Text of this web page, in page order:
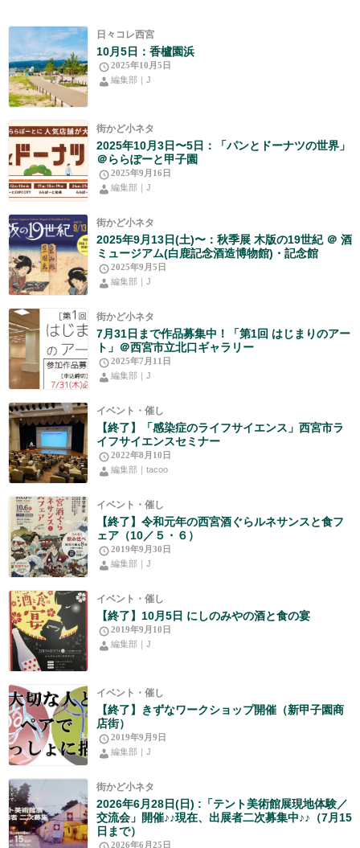
日々コレ西宮
10月5日：香櫨園浜
2025年10月5日
編集部｜J
街かど小ネタ
2025年10月3日〜5日：「パンとドーナツの世界」
＠ららぽーと甲子園
2025年9月16日
編集部｜J
街かど小ネタ
2025年9月13日(土)〜：秋季展 木版の19世紀 ＠ 酒
ミュージアム(白鹿記念酒造博物館)・記念館
2025年9月5日
編集部｜J
街かど小ネタ
7月31日まで作品募集中！「第1回 はじまりのアー
ト」＠西宮市立北口ギャラリー
2025年7月11日
編集部｜J
イベント・催し
【終了】「感染症のライフサイエンス」西宮市ラ
イフサイエンスセミナー
2022年8月10日
編集部｜tacoo
イベント・催し
【終了】令和元年の西宮酒ぐらルネサンスと食フ
ェア（10／５・６）
2019年9月30日
編集部｜J
イベント・催し
【終了】10月5日 にしのみやの酒と食の宴
2019年9月10日
編集部｜J
イベント・催し
【終了】きずなワークショップ開催（新甲子園商
店街）
2019年9月9日
編集部｜J
街かど小ネタ
2026年6月28日(日) :「テント美術館展現地体験／
交流会」開催♪♪現在、出展者二次募集中♪♪（7月15
日まで）
2026年6月25日